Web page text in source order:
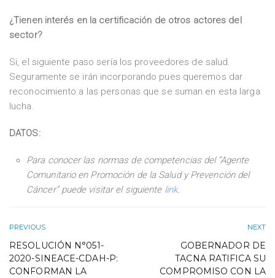
¿Tienen interés en la certificación de otros actores del
sector?
Si, el siguiente paso sería los proveedores de salud.
Seguramente se irán incorporando pues queremos dar
reconocimiento a las personas que se suman en esta larga
lucha.
DATOS:
Para conocer las normas de competencias del “Agente
Comunitario en Promoción de la Salud y Prevención del
Cáncer” puede visitar el siguiente link.
PREVIOUS
RESOLUCIÓN N°051-
2020-SINEACE-CDAH-P:
CONFORMAN LA
NEXT
GOBERNADOR DE
TACNA RATIFICA SU
COMPROMISO CON LA